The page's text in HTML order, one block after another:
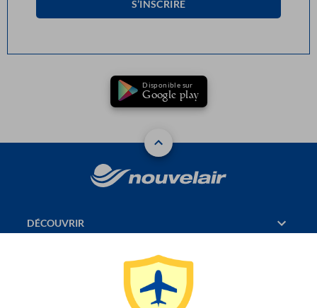
S’INSCRIRE
Disponible sur
Google play
DÉCOUVRIR
PAGES CONSULTÉES